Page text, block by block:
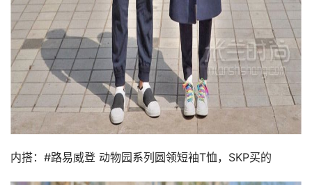
内搭：#路易威登 动物园系列圆领短袖T恤，SKP买的